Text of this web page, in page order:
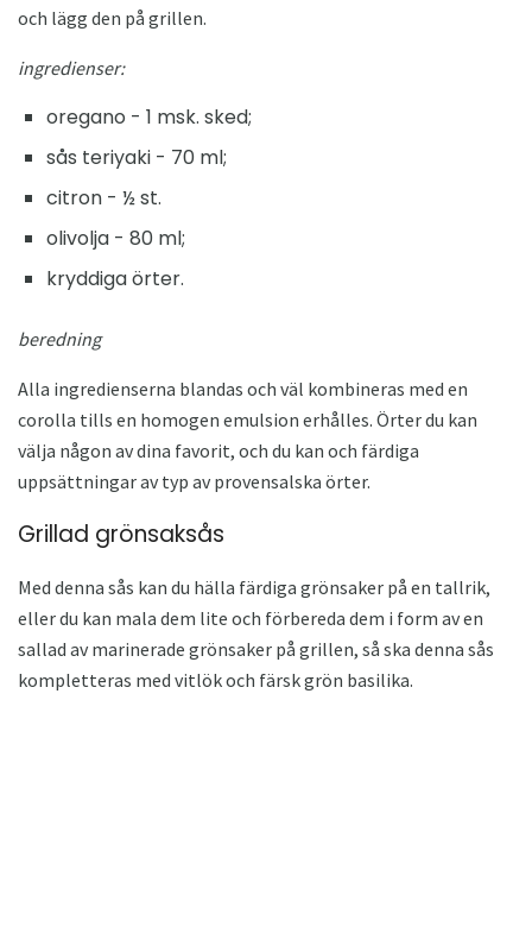
och lägg den på grillen.
ingredienser:
oregano - 1 msk. sked;
sås teriyaki - 70 ml;
citron - ½ st.
olivolja - 80 ml;
kryddiga örter.
beredning
Alla ingredienserna blandas och väl kombineras med en
corolla tills en homogen emulsion erhålles. Örter du kan
välja någon av dina favorit, och du kan och färdiga
uppsättningar av typ av provensalska örter.
Grillad grönsaksås
Med denna sås kan du hälla färdiga grönsaker på en tallrik,
eller du kan mala dem lite och förbereda dem i form av en
sallad av marinerade grönsaker på grillen, så ska denna sås
kompletteras med vitlök och färsk grön basilika.